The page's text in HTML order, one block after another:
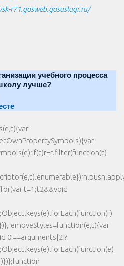
r71.gosweb.gosuslugi.ru/
учебного процесса
лучше?
t=1;t2&&void
0!==arguments[2]?